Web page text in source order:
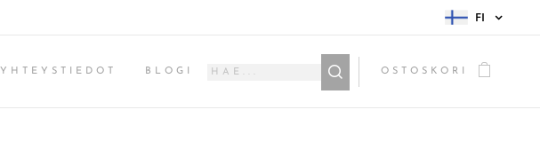
FI
YHTEYSTIEDOT BLOGI OSTOSKORI